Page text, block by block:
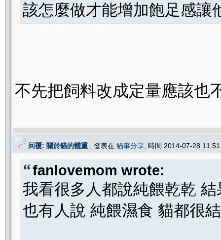
該怎麼做才能增加飽足感讓
不先把飼料改成定量應該也
回覆: 關於貓的體重 , 發表在 貓事分享 , 時間 2014-07-28
fanlovemom wrote:
我看很多人都說純餵乾乾
也有人說 純餵濕食 貓都很